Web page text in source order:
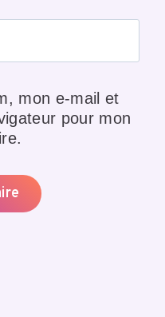
mon e-mail et
pour mon